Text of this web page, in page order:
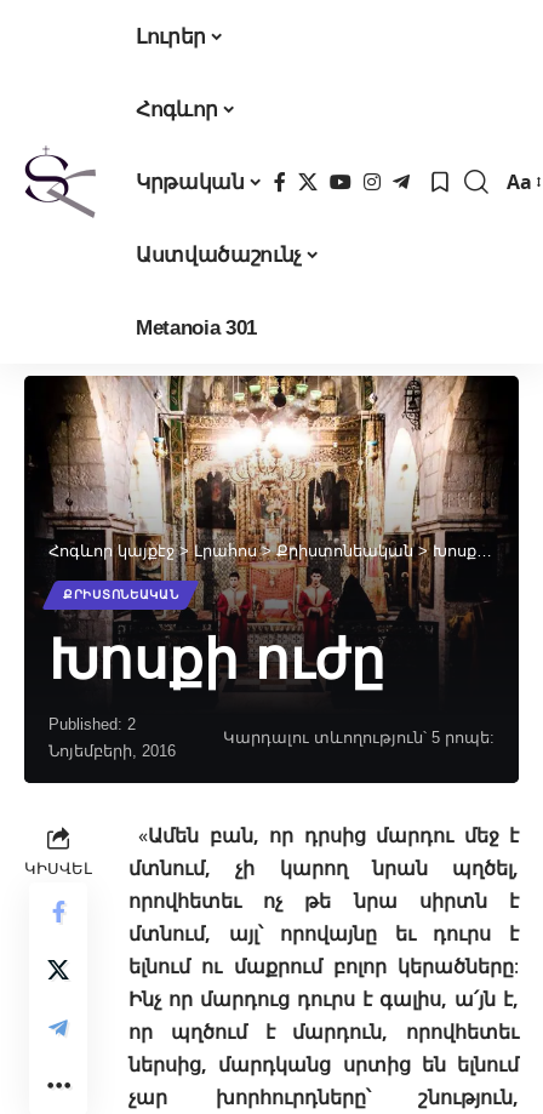
Լուրեր
Հոգևոր
Կրթական
Աստվածաշունչ
Metanoia 301
Aa
Հոգևոր կայքէջ>Լրահոս>Քրիստոնեական>Խոսքի ուժը
ՔՐԻՍՏՈՆԵԱԿԱՆ
Խոսքի ուժը
Published: 2
Նոյեմբերի, 2016
Կարդալու տևողություն՝ 5 րոպե:
ԿԻՍՎԵԼ
«Ամեն բան, որ դրսից մարդու մեջ է
մտնում, չի կարող նրան պղծել,
որովհետեւ ոչ թե նրա սիրտն է
մտնում, այլ՝ որովայնը եւ դուրս է
ելնում ու մաքրում բոլոր կերածները:
Ինչ որ մարդուց դուրս է գալիս, ա՛յն է,
որ պղծում է մարդուն, որովհետեւ
ներսից, մարդկանց սրտից են ելնում
չար խորհուրդները՝ շնություն,